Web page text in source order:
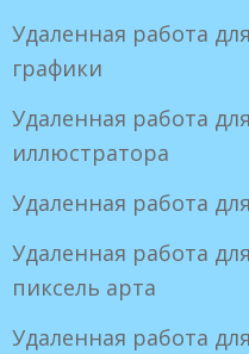
Удаленная работа
графики
Удаленная работа
иллюстратора
Удаленная работа
Удаленная работа
пиксель арта
Удаленная работа